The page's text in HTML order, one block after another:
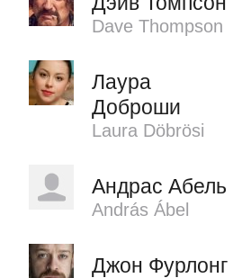
Dave Thompson
Лаура
Доброши
Laura Döbrösi
Андрас Абель
András Ábel
Джон Фурлонг